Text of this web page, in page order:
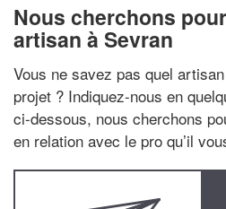
Nous cherchons
artisan à Sevran
Vous ne savez pas quel
projet ? Indiquez-nous en
ci-dessous, nous cherchons
en relation avec le pro qu’il